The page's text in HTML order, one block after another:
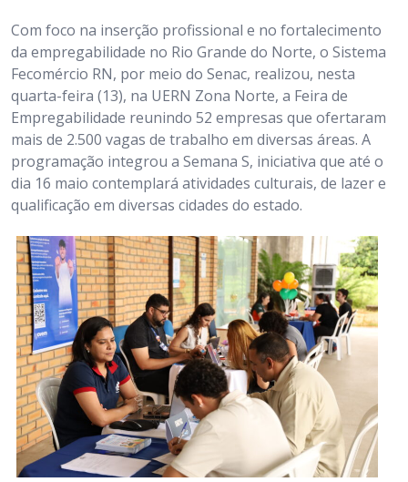
Com foco na inserção profissional e no fortalecimento
da empregabilidade no Rio Grande do Norte, o Sistema
Fecomércio RN, por meio do Senac, realizou, nesta
quarta-feira (13), na UERN Zona Norte, a Feira de
Empregabilidade reunindo 52 empresas que ofertaram
mais de 2.500 vagas de trabalho em diversas áreas. A
programação integrou a Semana S, iniciativa que até o
dia 16 maio contemplará atividades culturais, de lazer e
qualificação em diversas cidades do estado.